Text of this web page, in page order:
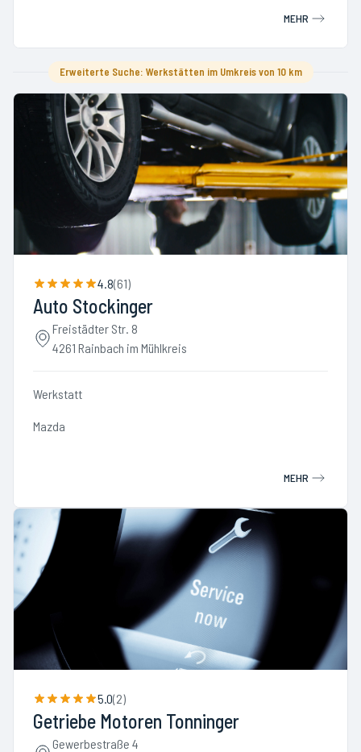
MEHR
Erweiterte Suche: Werkstätten im Umkreis von 10 km
4.8(61)
Auto Stockinger
Freistädter Str. 8
4261 Rainbach im Mühlkreis
Werkstatt
Mazda
MEHR
5.0(2)
Getriebe Motoren Tonninger
Gewerbestraße 4